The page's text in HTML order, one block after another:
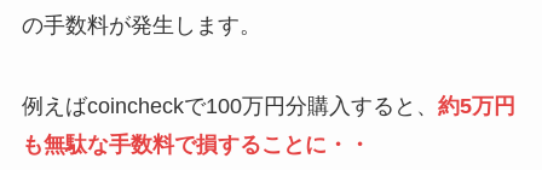
の手数料が発生します。
例えばcoincheckで100万円分購入すると、 約5万円
も無駄な手数料で損することに・・